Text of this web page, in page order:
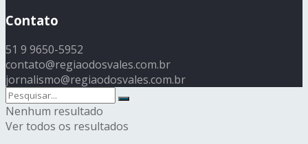
Contato
51 9 9650-5952
contato@regiaodosvales.com.br
jornalismo@regiaodosvales.com.br
Nenhum resultado
Ver todos os resultados